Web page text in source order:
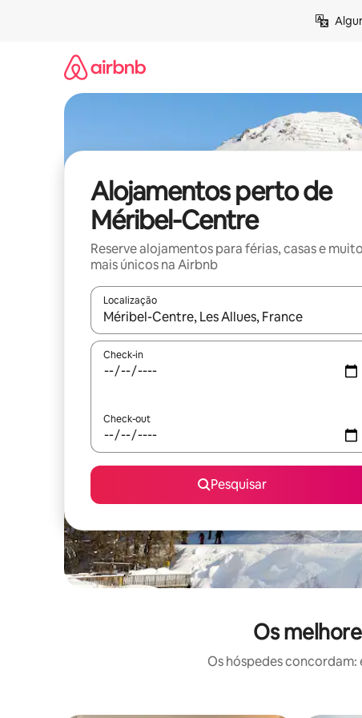
Alojamentos perto de
Méribel-Centre
Reserve alojamentos para férias, casas e muito
mais únicos na Airbnb
Localização
Quando os resultados estiverem disponíveis,
Check-in
Check-out
Pesquisar
Os
Os hóspedes